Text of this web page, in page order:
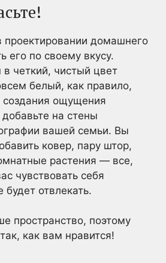
проектировании домашнего
его по своему вкусу.
в четкий, чистый цвет
белый, как правило,
создания ощущения
на стены
вашей семьи. Вы
ковер, пару штор,
растения — все,
чувствовать себя
отвлекать.
пространство, поэтому
как вам нравится!